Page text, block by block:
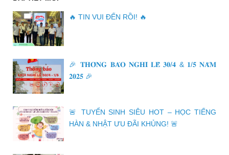
🔥 TIN VUI ĐẾN RỒI! 🔥
🎉 𝐓𝐇𝐎̂𝐍𝐆 𝐁𝐀́𝐎 𝐍𝐆𝐇𝐈̉ 𝐋𝐄̂̃ 𝟑𝟎/𝟒 & 𝟏/𝟓 𝐍𝐀̆𝐌
𝟐𝟎𝟐𝟓 🎉
🚨 TUYỂN SINH SIÊU HOT – HỌC TIẾNG
HÀN & NHẬT ƯU ĐÃI KHỦNG! 🚨